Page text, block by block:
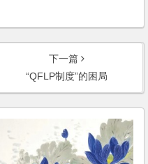
下一篇
“QFLP制度”的困局